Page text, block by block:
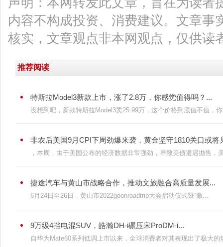
内容不构成投资、消费建议。文章事
核实，文章观点非本网观点，仅供读
推荐阅读
特斯拉Model3新款上市，涨了2.8万，你感觉值得吗？...
没想到吧，新款特斯拉Model3卖25.99万，这个价格到底值不值，
非农后美国9月CPI下周劲爆来袭，黄金坚守1810关口或将
，本周，由于美国公布的经济数据非常强劲，导致美债遭遇抛售，
捷途汽车与黄山市战略合作，推动文旅融合高质量发展...
6月24日至26日，黄山市2022goonroadtrip大会启动仪式暨“徽...
9万级4挡电混SUV，皓瀚DH-i碾压宋ProDM-i...
自华为Mate60系列低调上市以来，全球消费者对其表现出了极大的